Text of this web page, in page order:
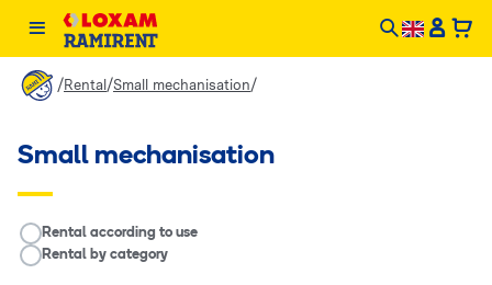
/Rental /Small mechanisation/
Small mechanisation
__RENTAL.LEGEND
Rental according to use
Rental by category